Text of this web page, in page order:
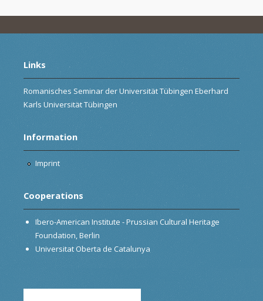
Links
Romanisches Seminar der Universität Tübingen Eberhard
Karls Universität Tübingen
Information
Imprint
Cooperations
Ibero-American Institute - Prussian Cultural Heritage
Foundation, Berlin
Universitat Oberta de Catalunya